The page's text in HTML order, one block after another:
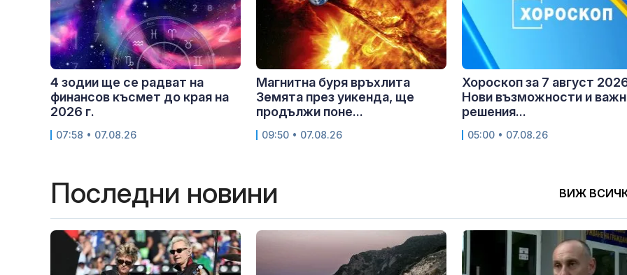
4 зодии ще се радват на
финансов късмет до края на
2026 г.
07:58 • 07.08.26
Магнитна буря връхлита
Земята през уикенда, ще
продължи поне...
09:50 • 07.08.26
Хороскоп за 7 август
Нови възможности и
решения...
05:00 • 07.08.26
Последни новини ВИЖ